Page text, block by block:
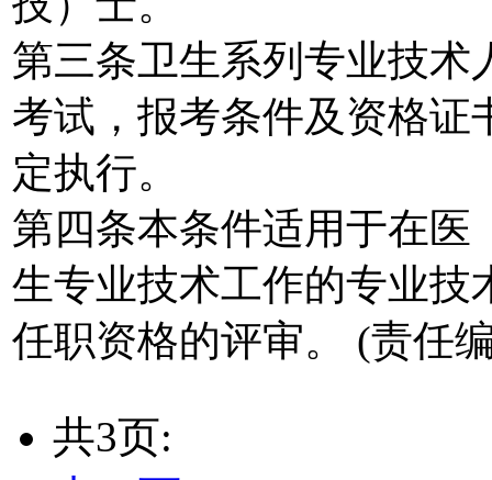
第三条卫生系列专业技术
考试，报考条件及资格证
定执行。
第四条本条件适用于在医
生专业技术工作的专业技
任职资格的评审。 (责任
共3页: